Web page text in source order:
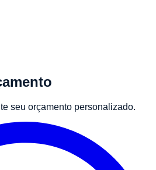
seu orçamento personalizado.